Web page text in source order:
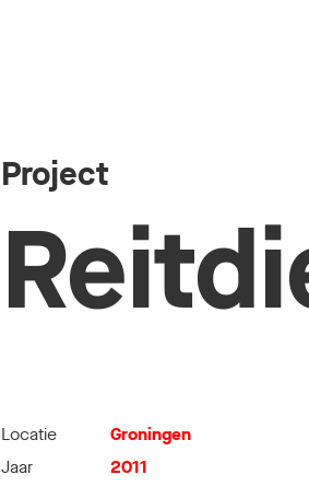
Project
Locatie
Groningen
Jaar
2011